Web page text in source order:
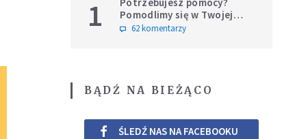
1
Pomodlimy się w Twojej
intencji
62 komentarzy
BĄDŹ NA BIEŻĄCO
ŚLEDŹ NAS NA FACEBOOKU